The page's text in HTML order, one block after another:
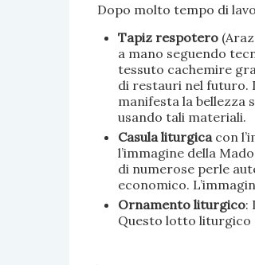
Dopo molto tempo di
Tapiz respotero
a mano seguendo
tessuto cachemire
di restauri nel futuro.
manifesta la bellezza
usando tali materiali.
Casula liturgica con
l’immagine della
di numerose perle
economico.
Ornamento liturgico:
Questo lotto liturgico